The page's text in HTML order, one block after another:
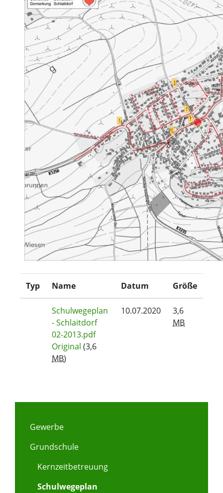
Typ Name Datum Größe
Schulwegeplan
- Schlaitdorf
02-2013.pdf
Original (3,6
MB)
10.07.2020
3,6
MB
Gewerbe
Grundschule
Kernzeitbetreuung
Schulwegeplan